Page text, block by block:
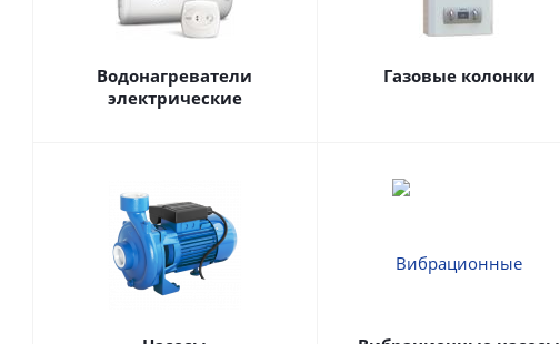
Водонагреватели
электрические
Газовые колонки